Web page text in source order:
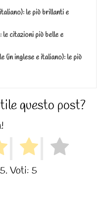
le più brillanti e
le citazioni più belle e
(in inglese e italiano): le più
questo post?
Voti: 5